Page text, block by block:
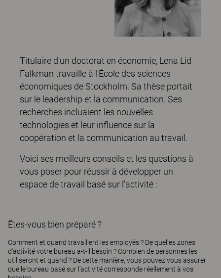
Titulaire d'un doctorat en économie, Lena Lid
Falkman travaille à l'École des sciences
économiques de Stockholm. Sa thèse portait
sur le leadership et la communication. Ses
recherches incluaient les nouvelles
technologies et leur influence sur la
coopération et la communication au travail.
Voici ses meilleurs conseils et les questions à
vous poser pour réussir à développer un
espace de travail basé sur l'activité :
Êtes-vous bien préparé ?
Comment et quand travaillent les employés ? De quelles zones
d'activité votre bureau a-t-il besoin ? Combien de personnes les
utiliseront et quand ? De cette manière, vous pouvez vous assurer
que le bureau basé sur l'activité corresponde réellement à vos